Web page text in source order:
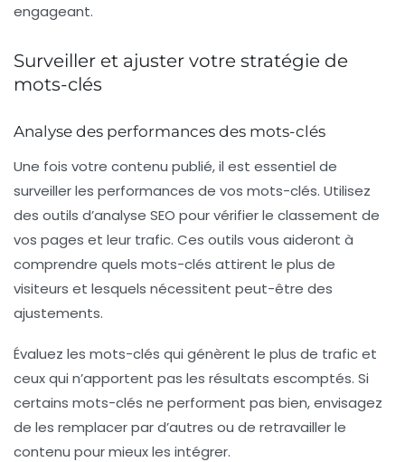
engageant.
Surveiller et ajuster votre stratégie de
mots-clés
Analyse des performances des mots-clés
Une fois votre contenu publié, il est essentiel de
surveiller les performances de vos mots-clés. Utilisez
des outils d’analyse SEO pour vérifier le classement de
vos pages et leur trafic. Ces outils vous aideront à
comprendre quels mots-clés attirent le plus de
visiteurs et lesquels nécessitent peut-être des
ajustements.
Évaluez les mots-clés qui génèrent le plus de trafic et
ceux qui n’apportent pas les résultats escomptés. Si
certains mots-clés ne performent pas bien, envisagez
de les remplacer par d’autres ou de retravailler le
contenu pour mieux les intégrer.